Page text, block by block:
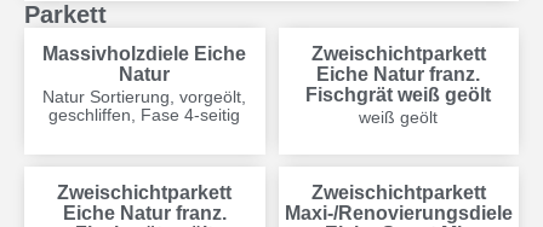
Parkett
Massivholzdiele Eiche
Natur
Natur Sortierung, vorgeölt,
geschliffen, Fase 4-seitig
Zweischichtparkett
Eiche Natur franz.
Fischgrät weiß geölt
weiß geölt
Zweischichtparkett
Eiche Natur franz.
Zweischichtparkett
Maxi-/Renovierungsdiele